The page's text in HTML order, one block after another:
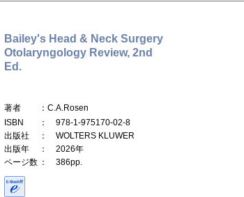
Bailey's Head & Neck Surgery
Otolaryngology Review, 2nd
Ed.
著者
：C.A.Rosen
ISBN
： 978-1-975170-02-8
出版社
： WOLTERS KLUWER
出版年
： 2026年
ページ数 ： 386pp.